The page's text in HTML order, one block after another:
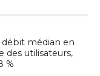
débit médian en
des utilisateurs,
%